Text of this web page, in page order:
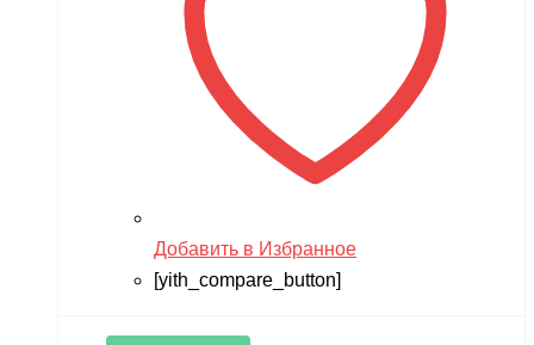
Добавить в Избранное
[yith_compare_button]